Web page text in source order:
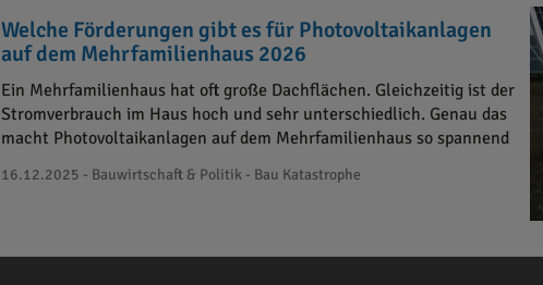
Welche Förderungen gibt es für Photovoltaikanlagen
auf dem Mehrfamilienhaus 2026
Ein Mehrfamilienhaus hat oft große Dachflächen. Gleichzeitig ist der
Stromverbrauch im Haus hoch und sehr unterschiedlich. Genau das
macht Photovoltaikanlagen auf dem Mehrfamilienhaus so spannend
16.12.2025 - Bauwirtschaft & Politik - Bau Katastrophe